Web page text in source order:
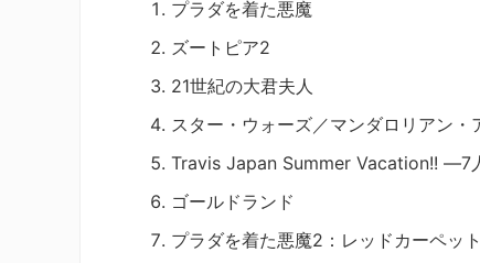
プラダを着た悪魔
ズートピア2
21世紀の大君夫人
スター・ウォーズ／マンダロリアン
Travis Japan Summer Vacation!! ―7
ゴールドランド
プラダを着た悪魔2：レッドカーペッ